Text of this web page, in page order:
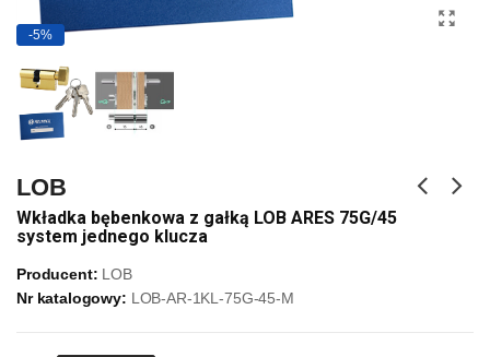
-5%
LOB
Wkładka bębenkowa z gałką LOB ARES 75G/45
system jednego klucza
Producent: LOB
Nr katalogowy: LOB-AR-1KL-75G-45-M